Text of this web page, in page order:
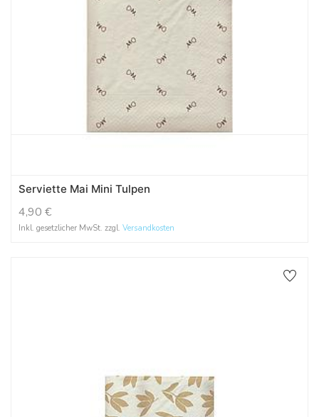
Serviette Mai Mini Tulpen
4,90 €
Inkl. gesetzlicher MwSt. zzgl. Versandkosten